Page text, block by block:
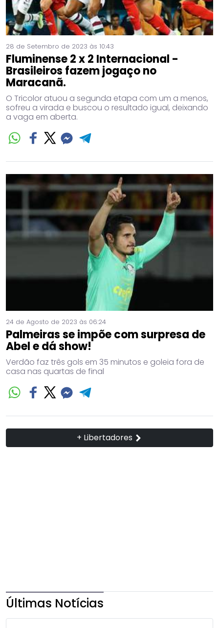
28 de Setembro de 2023 às 10:43
Fluminense 2 x 2 Internacional -
Brasileiros fazem jogaço no
Maracanã.
O Tricolor atuou a segunda etapa com um a menos,
sofreu a virada e buscou o resultado igual, deixando
a vaga em aberta.
24 de Agosto de 2023 às 06:24
Palmeiras se impõe com surpresa de
Abel e dá show!
Verdão faz três gols em 35 minutos e goleia fora de
casa nas quartas de final
+ Libertadores
Últimas Notícias